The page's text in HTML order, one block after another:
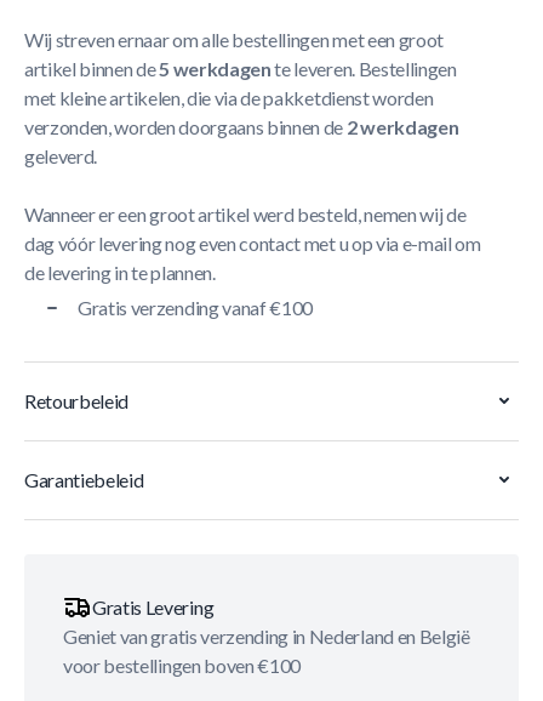
Wij streven ernaar om alle bestellingen met een groot
artikel binnen de5 werkdagente leveren. Bestellingen
met kleine artikelen, die via de pakketdienst worden
verzonden, worden doorgaans binnen de 2 werkdagen
geleverd.
Wanneer er een groot artikel werd besteld, nemen wij de
dag vóór levering nog even contact met u op via e-mail om
de levering in te plannen.
Gratis verzending vanaf €100
Retourbeleid
Garantiebeleid
Gratis Levering
Geniet van gratis verzending in Nederland en België
voor bestellingen boven €100